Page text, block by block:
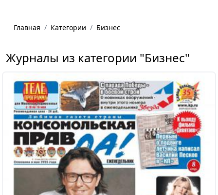
Главная / Категории / Бизнес
Журналы из категории "Бизнес"